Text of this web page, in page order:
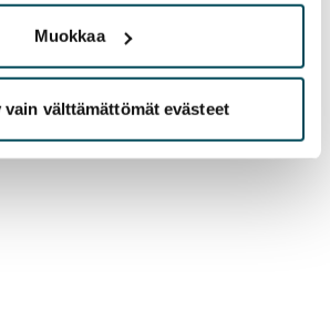
Muokkaa
vain välttämättömät evästeet